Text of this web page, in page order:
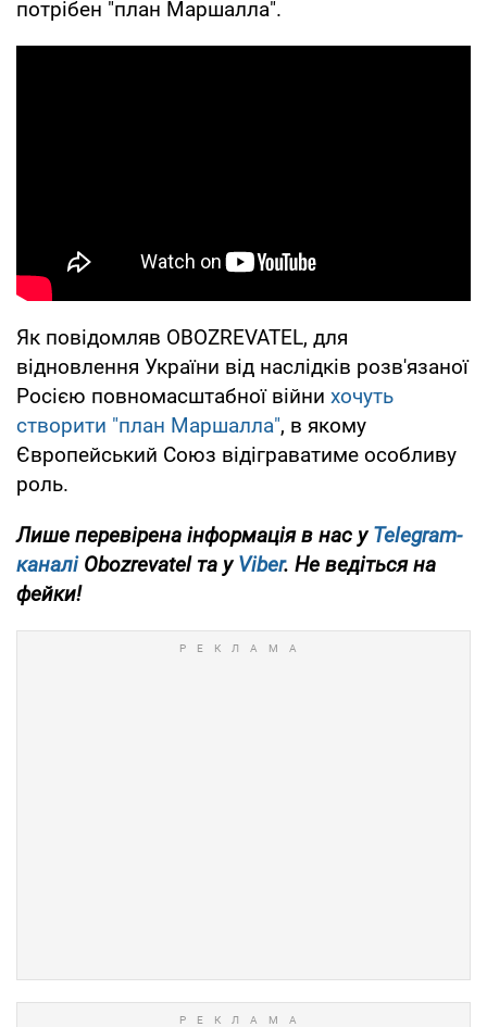
потрібен "план Маршалла".
Як повідомляв OBOZREVATEL, для
відновлення України від наслідків розв'язаної
Росією повномасштабної війни хочуть
створити "план Маршалла", в якому
Європейський Союз відіграватиме особливу
роль.
Лише перевірена інформація в нас уTelegram-
каналіObozrevatel та уViber. Не ведіться на
фейки!